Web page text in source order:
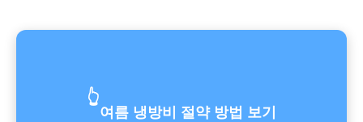
👆
여름 냉방비 절약 방법 보기